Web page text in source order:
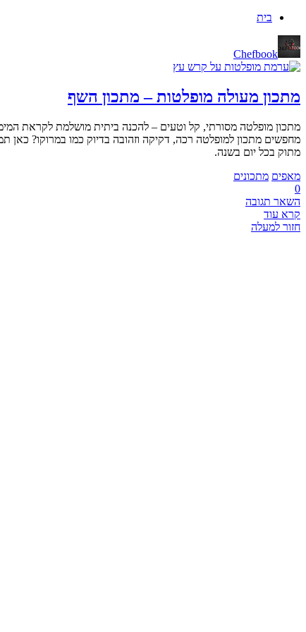
בית
Chefbook
מתכון מעולה מופלטות – מתכון השף
מתכון מופלטה מסורתי, קל וטעים – להכנה ביתית מושלמת לקראת
מחפשים מתכון למופלטה רכה, דקיקה וזהובה בדיוק כמו במרוקו? כאן
מתוק בכל יום בשנה.
מאפים מתכונים
0
השאר תגובה
קרא עוד
חזור למעלה